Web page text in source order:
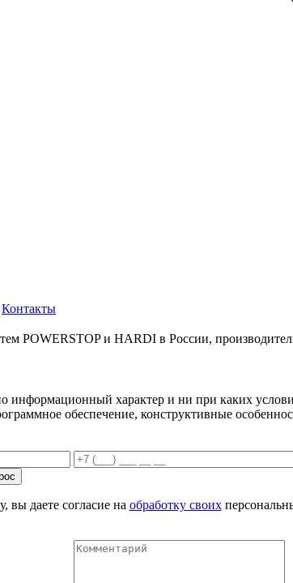
Контакты
и HARDI в России,
характер и ни при каких
обеспечение, конструктивные
вы даете согласие на обработку своих